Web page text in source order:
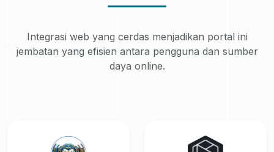
Integrasi web yang cerdas menjadikan portal ini
jembatan yang efisien antara pengguna dan sumber
daya online.